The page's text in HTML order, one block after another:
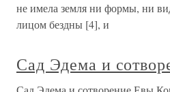
не имела земля ни формы, ни
лицом бездны [4], и
Сад Эдема и